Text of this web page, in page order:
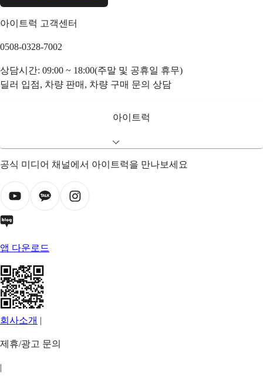
아이트럭 고객센터
0508-0328-7002
상담시간: 09:00 ~ 18:00(주말 및 공휴일 휴무)
딜러 입점, 차량 판매, 차량 구매 문의 상담
아이트럭
공식 미디어 채널에서 아이트럭을 만나보세요
앱 다운로드
회사소개 |
제휴/광고 문의
|